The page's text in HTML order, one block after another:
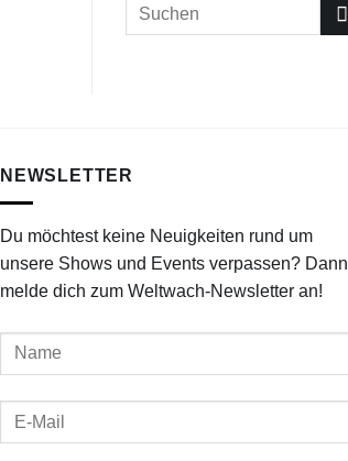
NEWSLETTER
Du möchtest keine Neuigkeiten rund um
unsere Shows und Events verpassen? Dann
melde dich zum Weltwach-Newsletter an!